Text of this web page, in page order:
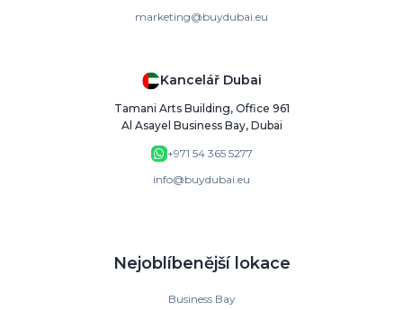
marketing@buydubai.eu
Kancelář Dubai
Tamani Arts Building, Office 961
Al Asayel Business Bay, Dubai
+971 54 365 5277
info@buydubai.eu
Nejoblíbenější lokace
Business Bay